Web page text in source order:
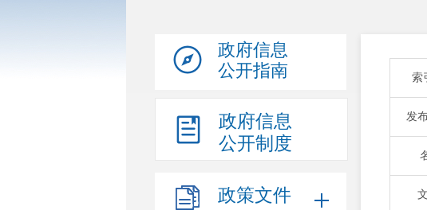
政府信息
公开指南
政府信息
公开制度
政策文件
索
发